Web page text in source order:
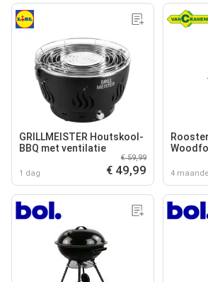
GRILLMEISTER Houtskool-
BBQ met ventilatie
1 dag
€ 59,99
€ 49,99 4